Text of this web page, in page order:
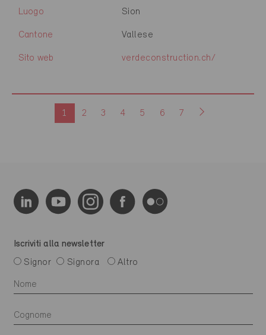
Luogo Sion
Cantone Vallese
Sito web verdeconstruction.ch/
1 2 3 4 5 6 7
Iscriviti alla newsletter
Signor
Signora Altro